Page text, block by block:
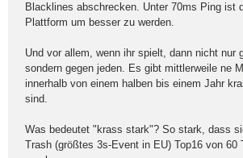
Blacklines abschrecken. Unter 70ms Ping ist
Plattform um besser zu werden.
Und vor allem, wenn ihr spielt, dann nicht nur
sondern gegen jeden. Es gibt mittlerweile ne
innerhalb von einem halben bis einem Jahr
sind.
Was bedeutet "krass stark"? So stark, dass
Trash (größtes 3s-Event in EU) Top16 von 60